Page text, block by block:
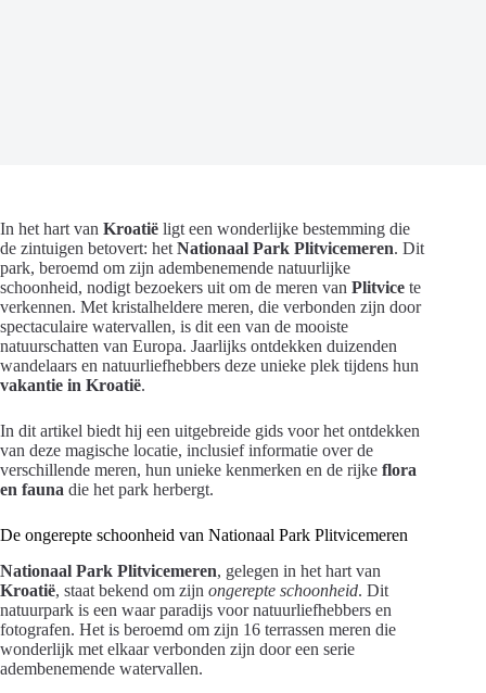
In het hart van Kroatië ligt een wonderlijke bestemming die
de zintuigen betovert: het Nationaal Park Plitvicemeren. Dit
park, beroemd om zijn adembenemende natuurlijke
schoonheid, nodigt bezoekers uit om de meren van Plitvice te
verkennen. Met kristalheldere meren, die verbonden zijn door
spectaculaire watervallen, is dit een van de mooiste
natuurschatten van Europa. Jaarlijks ontdekken duizenden
wandelaars en natuurliefhebbers deze unieke plek tijdens hun
vakantie in Kroatië.
In dit artikel biedt hij een uitgebreide gids voor het ontdekken
van deze magische locatie, inclusief informatie over de
verschillende meren, hun unieke kenmerken en de rijke flora
en fauna die het park herbergt.
De ongerepte schoonheid van Nationaal Park Plitvicemeren
Nationaal Park Plitvicemeren, gelegen in het hart van
Kroatië, staat bekend om zijn ongerepte schoonheid. Dit
natuurpark is een waar paradijs voor natuurliefhebbers en
fotografen. Het is beroemd om zijn 16 terrassen meren die
wonderlijk met elkaar verbonden zijn door een serie
adembenemende watervallen.